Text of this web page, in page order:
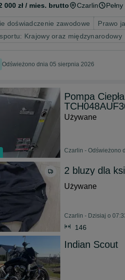
000 zł / mies. brutto Czarlin
doświadczenie zawodowe Prawo
Krajowy oraz międzynarodowy
Odświeżono dnia 05 sierpnia 2026
Pompa
Używane
Czarlin - Odświeżono
2 bluzy dla
Używane
Czarlin - Dzisiaj o
146
Indian Scout